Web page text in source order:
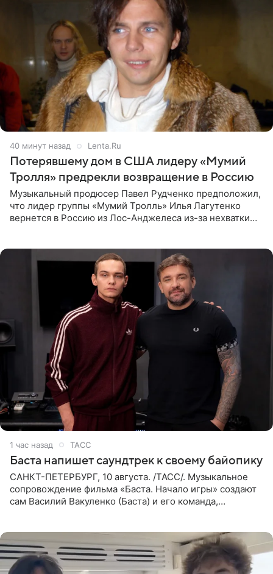
40 минут назад Lenta.Ru
Потерявшему дом в США лидеру «Мумий
Тролля» предрекли возвращение в Россию
Музыкальный продюсер Павел Рудченко предположил,
что лидер группы «Мумий Тролль» Илья Лагутенко
вернется в Россию из Лос-Анджелеса из-за нехватки
1 час назад ТАСС
Баста напишет саундтрек к своему байопику
САНКТ-ПЕТЕРБУРГ, 10 августа. /ТАСС/. Музыкальное
сопровождение фильма «Баста. Начало игры» создают
сам Василий Вакуленко (Баста) и его команда,